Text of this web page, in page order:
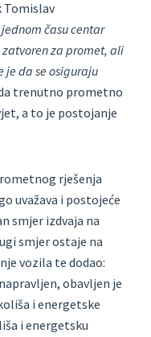
Tomislav
času centar
za promet, ali
je da se osiguraju
trenutno prometno
a to je postojanje
rješenja
uvažava i postojeće
smjer izdvaja na
smjer ostaje na
vozila te dodao:
obavljen je
i energetske
i energetsku